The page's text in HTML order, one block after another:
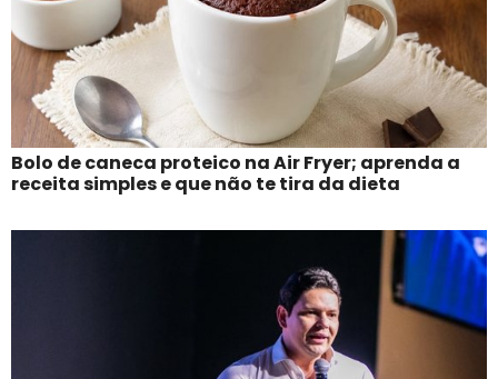
Bolo de caneca proteico na Air Fryer; aprenda a
receita simples e que não te tira da dieta